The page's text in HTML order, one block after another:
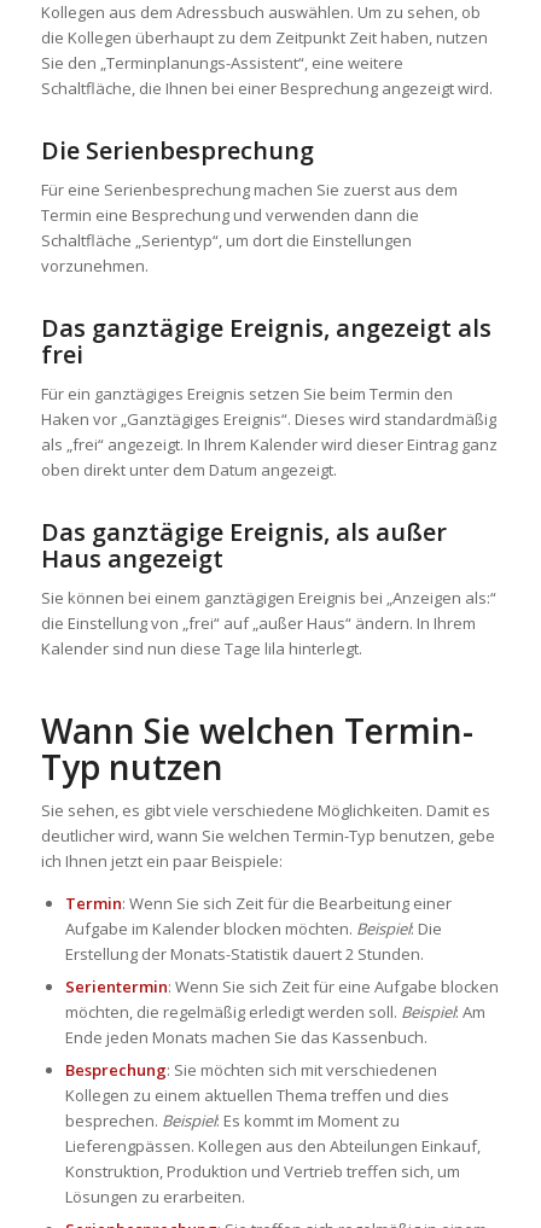
Kollegen aus dem Adressbuch auswählen. Um zu sehen, ob
die Kollegen überhaupt zu dem Zeitpunkt Zeit haben, nutzen
Sie den „Terminplanungs-Assistent“, eine weitere
Schaltfläche, die Ihnen bei einer Besprechung angezeigt wird.
Die Serienbesprechung
Für eine Serienbesprechung machen Sie zuerst aus dem
Termin eine Besprechung und verwenden dann die
Schaltfläche „Serientyp“, um dort die Einstellungen
vorzunehmen.
Das ganztägige Ereignis, angezeigt als
frei
Für ein ganztägiges Ereignis setzen Sie beim Termin den
Haken vor „Ganztägiges Ereignis“. Dieses wird standardmäßig
als „frei“ angezeigt. In Ihrem Kalender wird dieser Eintrag ganz
oben direkt unter dem Datum angezeigt.
Das ganztägige Ereignis, als außer
Haus angezeigt
Sie können bei einem ganztägigen Ereignis bei „Anzeigen als:“
die Einstellung von „frei“ auf „außer Haus“ ändern. In Ihrem
Kalender sind nun diese Tage lila hinterlegt.
Wann Sie welchen Termin-
Typ nutzen
Sie sehen, es gibt viele verschiedene Möglichkeiten. Damit es
deutlicher wird, wann Sie welchen Termin-Typ benutzen, gebe
ich Ihnen jetzt ein paar Beispiele:
Termin: Wenn Sie sich Zeit für die Bearbeitung einer
Aufgabe im Kalender blocken möchten. Beispiel: Die
Erstellung der Monats-Statistik dauert 2 Stunden.
Serientermin: Wenn Sie sich Zeit für eine Aufgabe blocken
möchten, die regelmäßig erledigt werden soll. Beispiel: Am
Ende jeden Monats machen Sie das Kassenbuch.
Besprechung: Sie möchten sich mit verschiedenen
Kollegen zu einem aktuellen Thema treffen und dies
besprechen. Beispiel: Es kommt im Moment zu
Lieferengpässen. Kollegen aus den Abteilungen Einkauf,
Konstruktion, Produktion und Vertrieb treffen sich, um
Lösungen zu erarbeiten.